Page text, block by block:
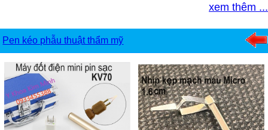
xem thêm ...
Pen kéo phẫu thuật thẩm mỹ